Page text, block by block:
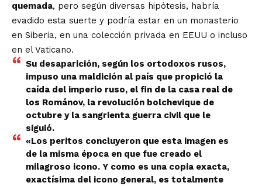
quemada, pero según diversas hipótesis, habría
evadido esta suerte y podría estar en un monasterio
en Siberia, en una colección privada en EEUU o incluso
en el Vaticano.
Su desaparición, según los ortodoxos rusos,
impuso una maldición al país que propició la
caída del imperio ruso, el fin de la casa real de
los Románov, la revolución bolchevique de
octubre y la sangrienta guerra civil que le
siguió.
«Los peritos concluyeron que esta imagen es
de la misma época en que fue creado el
milagroso icono. Y como es una copia exacta,
exactísima del icono general, es totalmente